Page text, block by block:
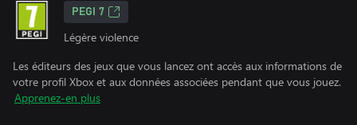
PEGI 7
Légère violence
Les éditeurs des jeux que vous lancez ont accès aux informations de
votre profil Xbox et aux données associées pendant que vous jouez.
Apprenez-en plus